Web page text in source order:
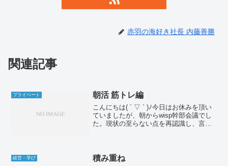
赤羽の海好き社長 内藤善勝
関連記事
プライベート 朝活 筋トレ編
こんにちは( ´ ▽ ` )ﾉ今日はお休みを頂い
ていましたが、朝からwisp幹部会議でし
た。現状の至らない点を再認識し、言葉
グや体幹の...
経営・学び 積み重ね